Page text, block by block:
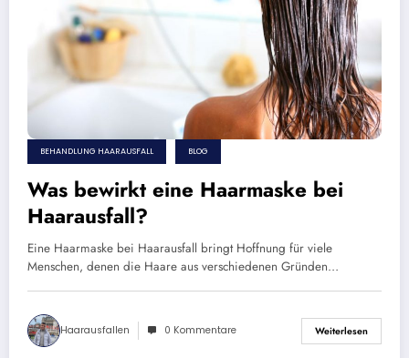
BEHANDLUNG HAARAUSFALL BLOG
Was bewirkt eine Haarmaske bei
Haarausfall?
Eine Haarmaske bei Haarausfall bringt Hoffnung für viele
Menschen, denen die Haare aus verschiedenen Gründen…
Haarausfallen 0 Kommentare Weiterlesen